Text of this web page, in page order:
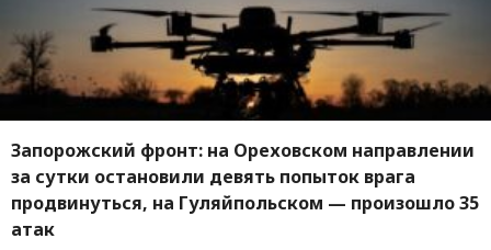
Запорожский фронт: на Ореховском направлении
за сутки остановили девять попыток врага
продвинуться, на Гуляйпольском — произошло 35
атак